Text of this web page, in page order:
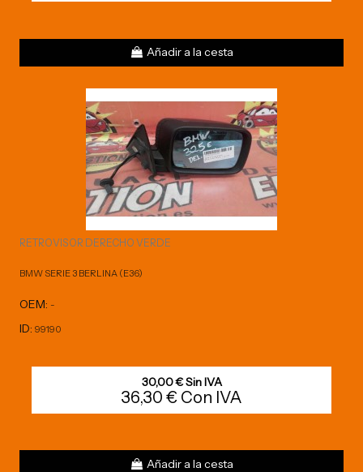
Añadir a la cesta
RETROVISOR DERECHO VERDE
BMW SERIE 3 BERLINA (E36)
OEM: -
ID: 99190
30,00 € Sin IVA
36,30 € Con IVA
Añadir a la cesta